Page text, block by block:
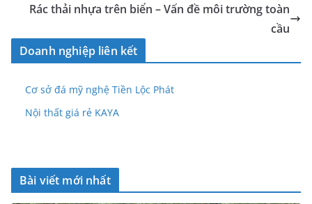
Rác thải nhựa trên biển – Vấn đề môi trường toàn
cầu
Doanh nghiệp liên kết
Cơ sở đá mỹ nghệ Tiền Lộc Phát
Nội thất giá rẻ KAYA
Bài viết mới nhất